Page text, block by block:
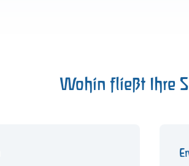
Wohin fließt Ihre